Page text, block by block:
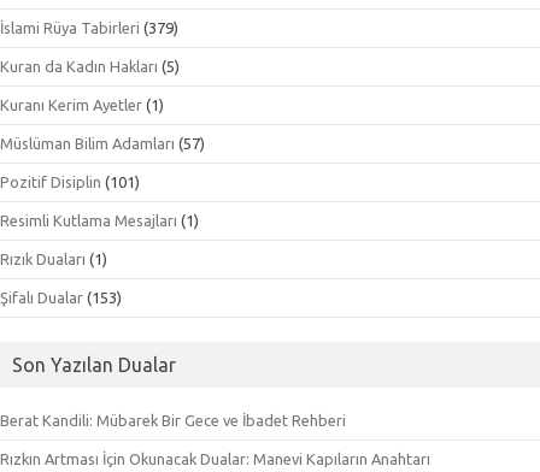
İslami Rüya Tabirleri (379)
Kuran da Kadın Hakları (5)
Kuranı Kerim Ayetler (1)
Müslüman Bilim Adamları (57)
Pozitif Disiplin (101)
Resimli Kutlama Mesajları (1)
Rızık Duaları (1)
Şifalı Dualar (153)
Son Yazılan Dualar
Berat Kandili: Mübarek Bir Gece ve İbadet Rehberi
Rızkın Artması İçin Okunacak Dualar: Manevi Kapıların Anahtarı